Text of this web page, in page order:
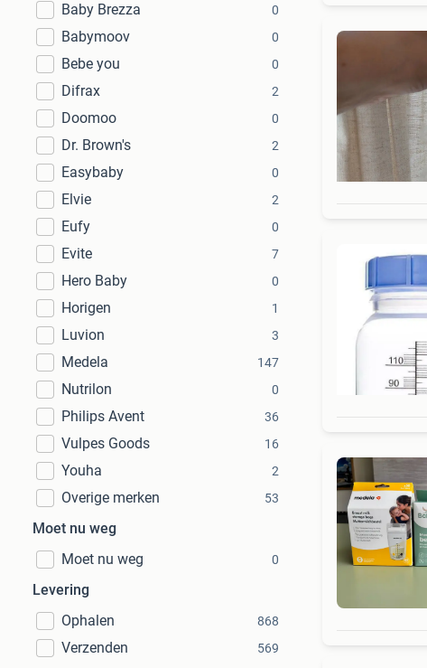
Baby Brezza 0
Babymoov 0
Bebe you 0
Difrax 2
Doomoo 0
Dr. Brown's 2
Easybaby 0
Elvie 2
Eufy 0
Evite 7
Hero Baby 0
Horigen 1
Luvion 3
Medela 147
Nutrilon 0
Philips Avent 36
Vulpes Goods 16
Youha 2
Overige merken 53
Moet nu weg
Moet nu weg
0
Levering
Ophalen
868
Verzenden 569